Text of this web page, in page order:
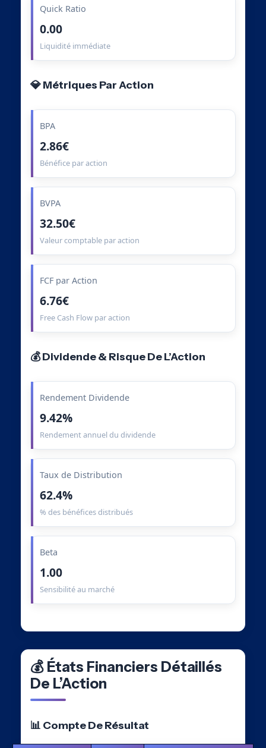
Quick Ratio
0.00
Liquidité immédiate
💎 Métriques Par Action
BPA
2.86€
Bénéfice par action
BVPA
32.50€
Valeur comptable par action
FCF par Action
6.76€
Free Cash Flow par action
💰 Dividende & Risque De L’Action
Rendement Dividende
9.42%
Rendement annuel du dividende
Taux de Distribution
62.4%
% des bénéfices distribués
Beta
1.00
Sensibilité au marché
💰 États Financiers Détaillés
De L’Action
📊 Compte De Résultat